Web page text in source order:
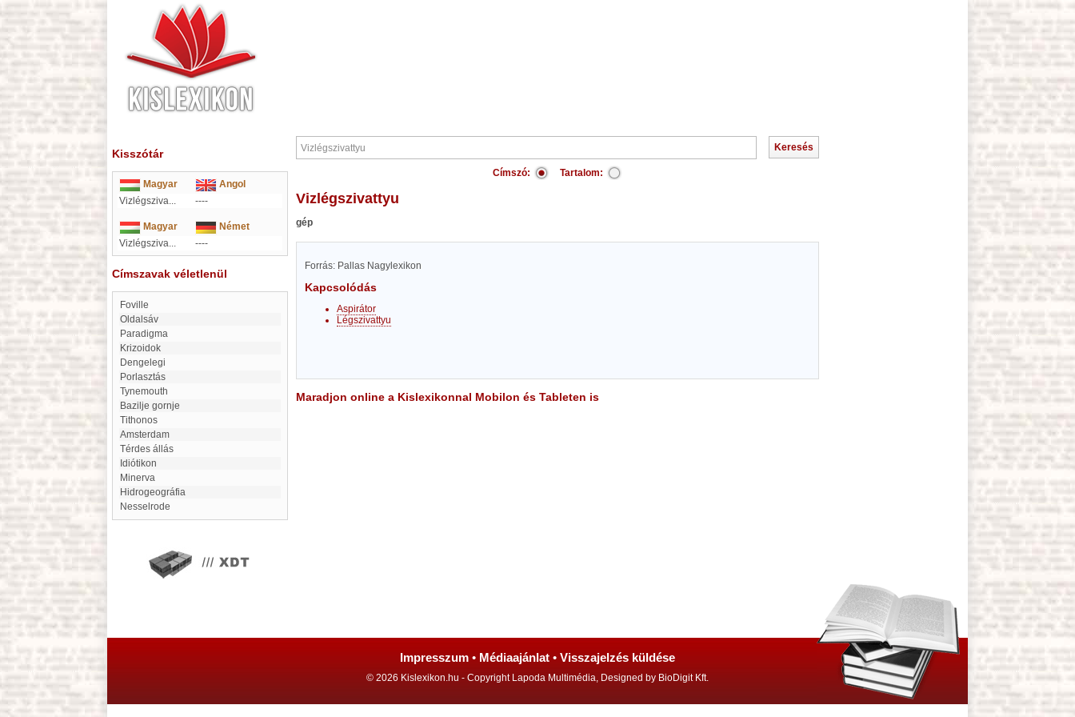
Kisszótár
Magyar
Angol
Vizlégsziva...
----
Magyar
Német
Vizlégsziva...
----
Címszavak véletlenül
Foville
oldalsáv
Paradigma
Krizoidok
Dengelegi
porlasztás
Tynemouth
Bazilje gornje
Tithonos
Amsterdam
Térdes állás
Idiótikon
Minerva
hidrogeográfia
Nesselrode
Címszó: Tartalom:
Vizlégszivattyu
gép
Forrás: Pallas Nagylexikon
Kapcsolódás
Aspirátor
Légszivattyu
Maradjon online a Kislexikonnal Mobilon és Tableten is
Impresszum • Médiaajánlat • Visszajelzés küldése
© 2026 Kislexikon.hu - Copyright Lapoda Multimédia, Designed by BioDigit Kft.